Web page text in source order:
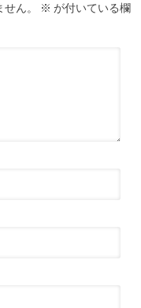
ん。 ※ が付いている欄